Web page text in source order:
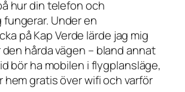
hur din telefon och
Under en
på Kap Verde lärde jag mig
hårda vägen – bland annat
bör ha mobilen i flygplansläge,
hem gratis över wifi och varför